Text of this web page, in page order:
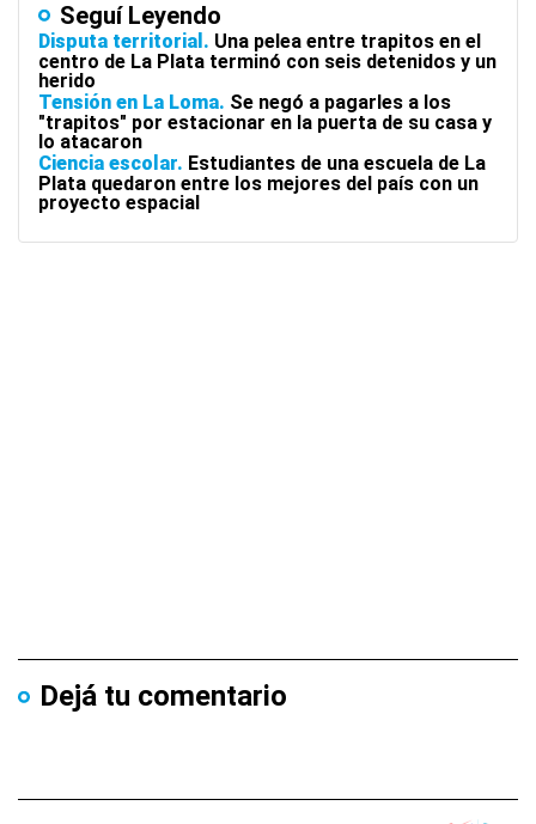
Seguí Leyendo
Disputa territorial
Una pelea entre trapitos en el
centro de La Plata terminó con seis detenidos y un
herido
Tensión en La Loma Se negó a pagarles a los
"trapitos" por estacionar en la puerta de su casa y
lo atacaron
Ciencia escolar Estudiantes de una escuela de La
Plata quedaron entre los mejores del país con un
proyecto espacial
Dejá tu comentario